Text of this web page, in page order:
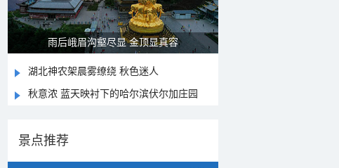
雨后峨眉沟壑尽显 金顶显真容
湖北神农架晨雾缭绕 秋色迷人
秋意浓 蓝天映衬下的哈尔滨伏尔加庄园
景点推荐